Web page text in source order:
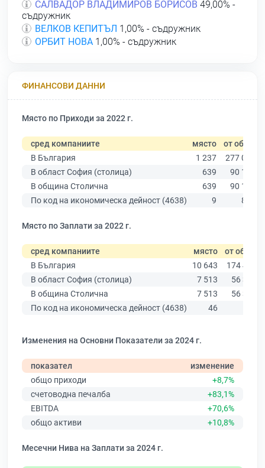
САЛВАДОР ВЛАДИМИРОВ БОРИСОВ 49,00% -
съдружник
ВЕЛКОВ КЕПИТЪЛ 1,00% - съдружник
ОРБИТ НОВА 1,00% - съдружник
ФИНАНСОВИ ДАННИ
Място по Приходи за 2022 г.
сред компаниите място от общо
В България
1 237
277 019
В област София (столица)
639
90 178
В община Столична
639
90 178
По код на икономическа дейност (4638)
9 848
Място по Заплати за 2022 г.
сред компаниите място от общо
В България
10 643
174 403
В област София (столица)
7 513
56 378
В община Столична
7 513
56 378
По код на икономическа дейност (4638)
46
Изменения на Основни Показатели за 2024 г.
показател
изменение
общо приходи
+8,7%
счетоводна печалба
+83,1%
EBITDA
+70,6%
общо активи
+10,8%
Месечни Нива на Заплати за 2024 г.